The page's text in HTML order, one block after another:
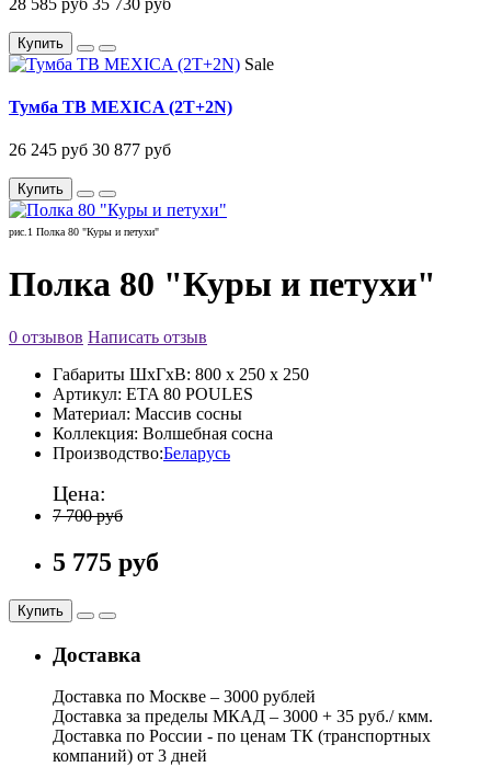
Купить
Sale
Тумба ТВ MEXICA (2T+2N)
26 245 руб 30 877 руб
Купить
рис.1 Полка 80 "Куры и петухи"
Полка 80 "Куры и петухи"
0 отзывов Написать отзыв
Габариты ШxГxВ: 800 x 250 x 250
Артикул: ETA 80 POULES
Материал: Массив сосны
Коллекция: Волшебная сосна
Производство:Беларусь
Цена:
7 700 руб
5 775 руб
Купить
Доставка
Доставка по Москве – 3000 рублей
Доставка за пределы МКАД – 3000 + 35 руб./ кмм.
Доставка по России - по ценам ТК (транспортных
компаний) от 3 дней